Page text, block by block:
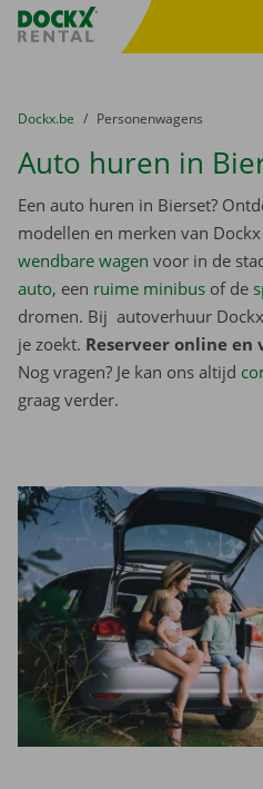
Fratello DEMO
U bevindt zich hier:
van
Dockx.be naar
Personenwagens
Auto huren in
Een auto huren in Bierset?
modellen en merken van
wendbare wagen voor in de
auto, een ruime minibus of de
dromen. Bij autoverhuur
je zoekt. Reserveer online en
Nog vragen? Je kan ons altijd
graag verder.